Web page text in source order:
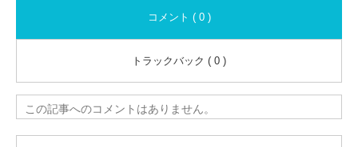
コメント ( 0 )
トラックバック ( 0 )
この記事へのコメントはありません。